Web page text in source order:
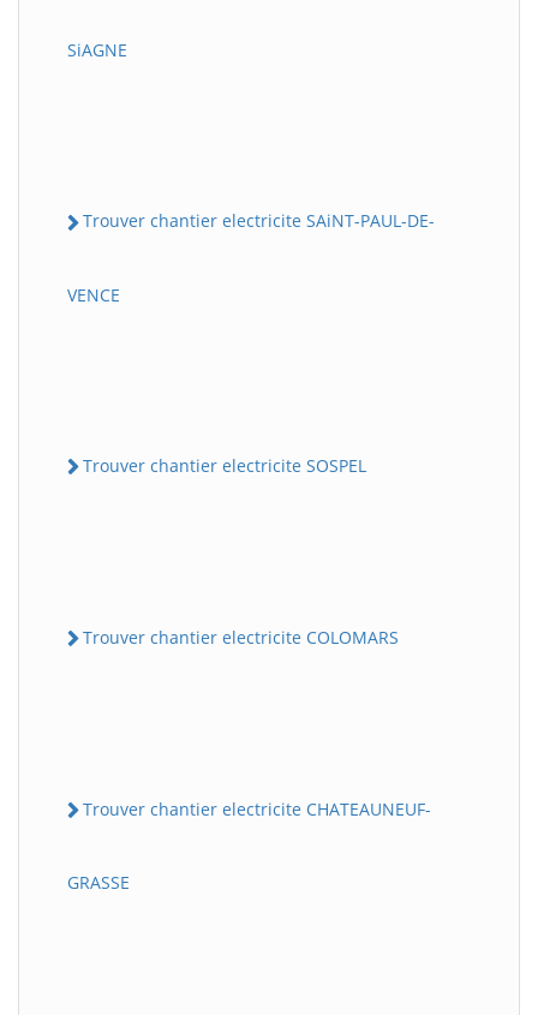
SiAGNE
Trouver chantier electricite SAiNT-PAUL-DE-
VENCE
Trouver chantier electricite SOSPEL
Trouver chantier electricite COLOMARS
Trouver chantier electricite CHATEAUNEUF-
GRASSE